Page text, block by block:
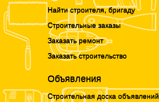
Найти строителя, бригаду
Строительные заказы
Заказать ремонт
Заказать строительство
Объявления
Строительная доска объявлений